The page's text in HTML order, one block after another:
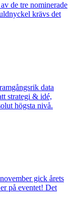
de tre nominerade
krävs det
data
strategi & idé,
högsta nivå.
gick årets
på eventet! Det